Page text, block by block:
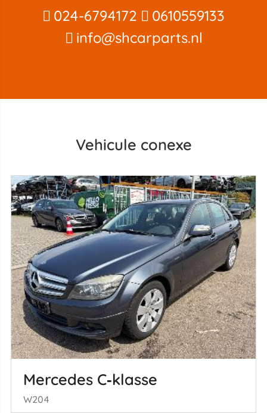
024-6794172
0610559133
info@shcarparts.nl
Vehicule conexe
Mercedes C‑klasse
W204